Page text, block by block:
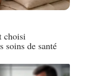
choisi
soins de santé